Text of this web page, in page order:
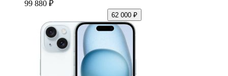
99 880 ₽
62 000 ₽